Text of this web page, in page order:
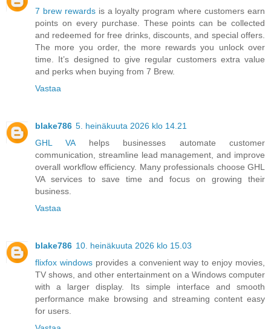
7 brew rewardsis a loyalty program where customers earn
points on every purchase. These points can be collected
and redeemed for free drinks, discounts, and special offers.
The more you order, the more rewards you unlock over
time. It’s designed to give regular customers extra value
and perks when buying from 7 Brew.
Vastaa
blake786 5. heinäkuuta 2026 klo 14.21
GHL VAhelps businesses automate customer
communication, streamline lead management, and improve
overall workflow efficiency. Many professionals choose GHL
VA services to save time and focus on growing their
business.
Vastaa
blake786 10. heinäkuuta 2026 klo 15.03
flixfox windowsprovides a convenient way to enjoy movies,
TV shows, and other entertainment on a Windows computer
with a larger display. Its simple interface and smooth
performance make browsing and streaming content easy
for users.